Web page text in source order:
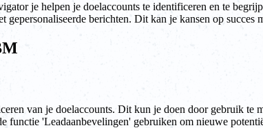
je helpen je doelaccounts te identificeren en te
gepersonaliseerde berichten. Dit kan je kansen op
van je doelaccounts. Dit kun je doen door gebruik te
functie 'Leadaanbevelingen' gebruiken om nieuwe